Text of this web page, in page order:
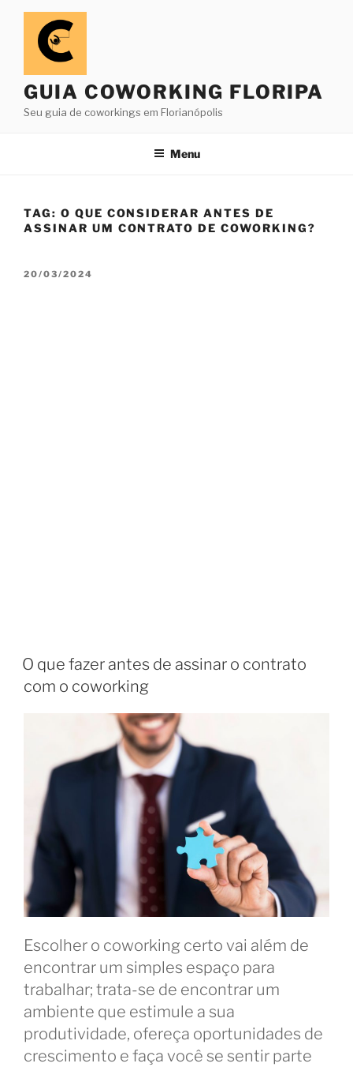
Pular
conteúdo
GUIA COWORKING FLORIPA
Seu guia de coworkings em Florianópolis
Menu
TAG: O QUE CONSIDERAR ANTES DE
ASSINAR UM CONTRATO DE COWORKING?
PUBLICADO
20/03/2024
O que fazer antes de assinar o contrato
com o coworking
Escolher o coworking certo vai além de
encontrar um simples espaço para
trabalhar; trata-se de encontrar um
ambiente que estimule a sua
produtividade, ofereça oportunidades de
crescimento e faça você se sentir parte